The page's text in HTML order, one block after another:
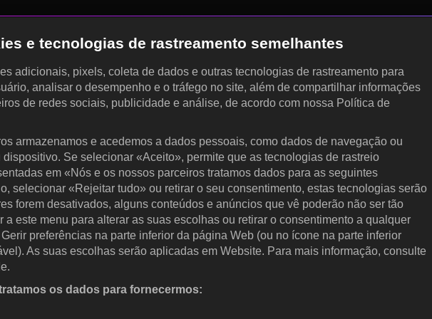
e tecnologias de rastreamento semelhantes
adicionais, pixels, coleta de dados e outras tecnologias de rastreamento para
analisar o desempenho e o tráfego no site, além de compartilhar informações
de redes sociais, publicidade e análise, de acordo com nossa Política de
armazenamos e acedemos a dados pessoais, como dados de navegação ou
Se selecionar «Aceito», permite que as tecnologias de rastreio
em «Nós e os nossos parceiros tratamos dados para as seguintes
selecionar «Rejeitar tudo» ou retirar o seu consentimento, estas tecnologias serão
forem desativados, alguns conteúdos e anúncios que vê poderão não ser tão
a este menu para alterar as suas escolhas ou retirar o consentimento a qualquer
preferências na parte inferior da página Web (ou no ícone na parte inferior
As suas escolhas serão aplicadas em Website. Para mais informação, consulte
os dados para fornecermos: